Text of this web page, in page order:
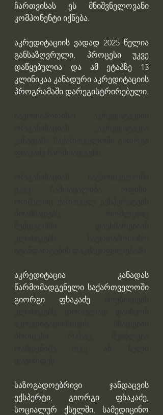
ჩართვისას ეს მნიშვნელოვანი
კომპონენტი იქნება.
აკრედიტაციის ვადად 2025 წელია
განსაზღვრული, პროცესი უკვე
დაწყებულია და ამ ეტაპზე 13
კლინიკაა კანადური აკრედიტაციის
აკრედიტაცია კანადას
წარმომადგენელი საქართველოში
გიორგი ფხაკაძე
საზოგადოებრივი ჯანდაცვის
ექსპერტი, გიორგი ფხაკაძე,
სოციალურ ქსელში, სამედიცინო